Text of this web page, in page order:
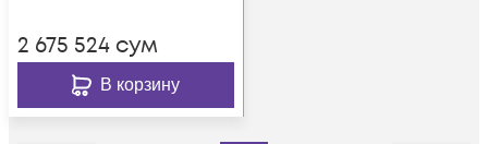
2 675 524 сум
В корзину